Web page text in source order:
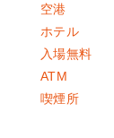
空港
ホテル
入場無料
ATM
喫煙所